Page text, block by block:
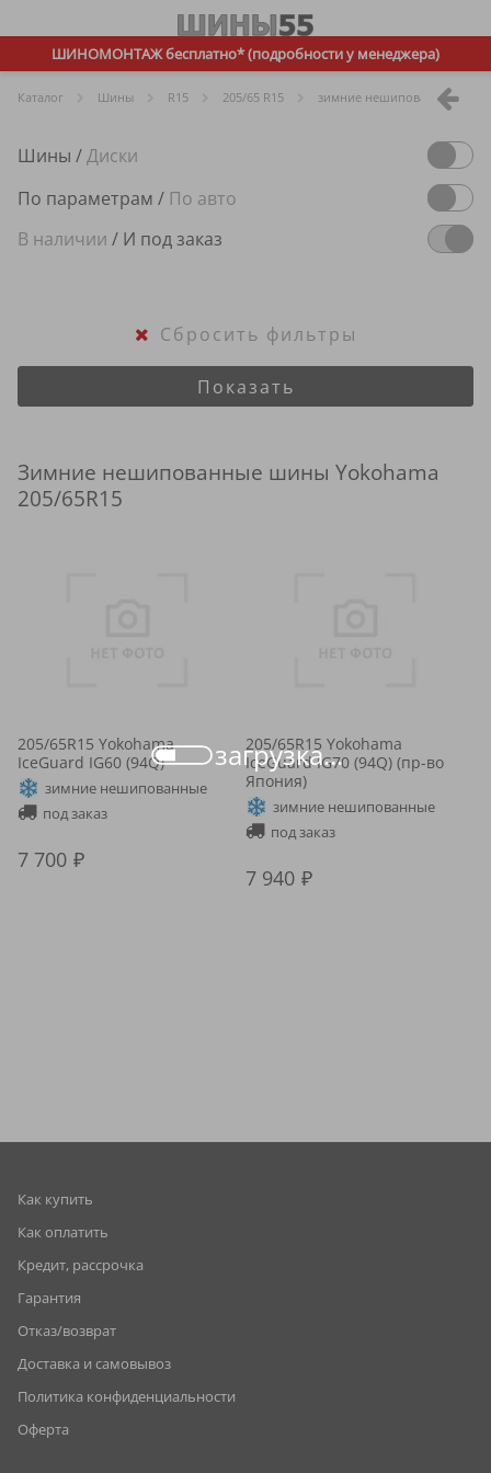
ШИНОМОНТАЖ бесплатно* (подробности у менеджера)
Каталог Шины R15 205/65 R15 зимние нешипованные
Шины /Диски
По параметрам / По авто
В наличии / И под заказ
загрузка...
Показать
Сбросить фильтры
Зимние нешипованные шины Yokohama
205/65R15
205/65R15 Yokohama
IceGuard IG60 (94Q)
зимние нешипованные
под заказ
7 700
205/65R15 Yokohama
IceGuard IG70 (94Q) (пр-во
Япония)
зимние нешипованные
под заказ
7 940
Как купить
Как оплатить
Кредит, рассрочка
Гарантия
Отказ/возврат
Доставка и самовывоз
Политика конфиденциальности
Оферта